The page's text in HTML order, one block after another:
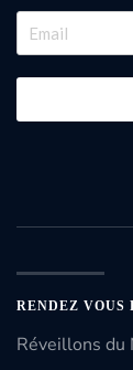
RENDEZ VOUS
Réveillons du